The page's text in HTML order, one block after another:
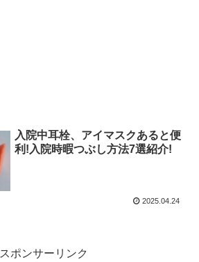
入院中耳栓、アイマスクあると便
利!入院時暇つぶし方法7選紹介!
2025.04.24
スポンサーリンク